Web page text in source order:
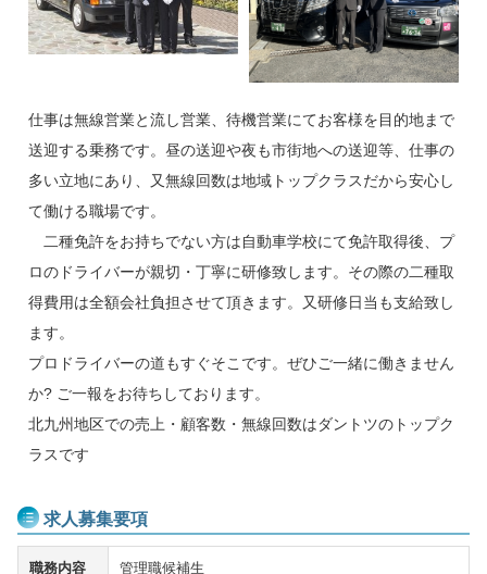
仕事は無線営業と流し営業、待機営業にてお客様を目的地まで
送迎する乗務です。昼の送迎や夜も市街地への送迎等、仕事の
多い立地にあり、又無線回数は地域トップクラスだから安心し
て働ける職場です。
二種免許をお持ちでない方は自動車学校にて免許取得後、プ
ロのドライバーが親切・丁寧に研修致します。その際の二種取
得費用は全額会社負担させて頂きます。又研修日当も支給致し
ます。
プロドライバーの道もすぐそこです。ぜひご一緒に働きません
か? ご一報をお待ちしております。
北九州地区での売上・顧客数・無線回数はダントツのトップク
ラスです
求人募集要項
職務内容
管理職候補生